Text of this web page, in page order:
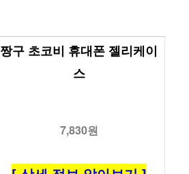
짱구 초코비 휴대폰 젤리케이
스
7,830원